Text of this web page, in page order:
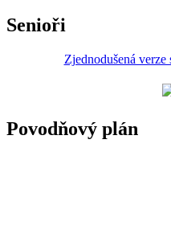
Senioři
Zjednodušená
Povodňový plán